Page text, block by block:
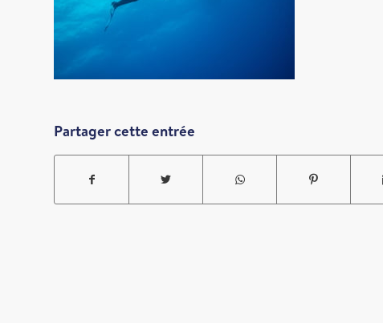
Partager cette entrée